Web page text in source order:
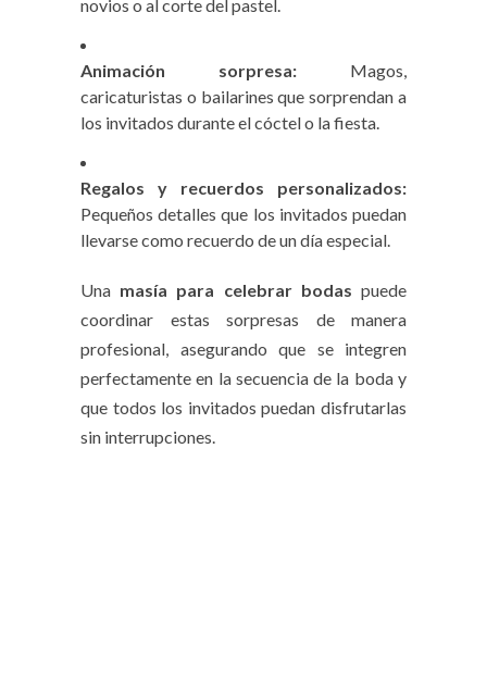
novios o al corte del pastel.
Animación sorpresa: Magos,
caricaturistas o bailarines que sorprendan a
los invitados durante el cóctel o la fiesta.
Regalos y recuerdos personalizados:
Pequeños detalles que los invitados puedan
llevarse como recuerdo de un día especial.
Una masía para celebrar bodaspuede
coordinar estas sorpresas de manera
profesional, asegurando que se integren
perfectamente en la secuencia de la boda y
que todos los invitados puedan disfrutarlas
sin interrupciones.